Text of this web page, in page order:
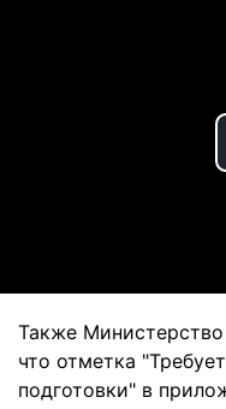
Также
что отметка
подготовки" в